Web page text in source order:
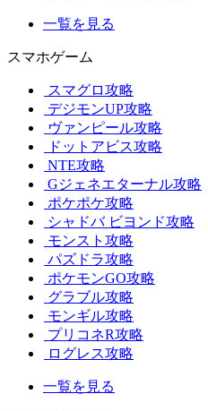
一覧を見る
スマホゲーム
スマグロ攻略
デジモンUP攻略
ヴァンピール攻略
ドットアビス攻略
NTE攻略
Gジェネエターナル攻略
ポケポケ攻略
シャドバ ビヨンド攻略
モンスト攻略
パズドラ攻略
ポケモンGO攻略
グラブル攻略
モンギル攻略
プリコネR攻略
ログレス攻略
一覧を見る